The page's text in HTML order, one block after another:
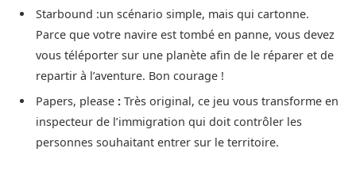
Starbound :un scénario simple, mais qui cartonne.
Parce que votre navire est tombé en panne, vous devez
vous téléporter sur une planète afin de le réparer et de
repartir à l’aventure. Bon courage !
Papers, please : Très original, ce jeu vous transforme en
inspecteur de l’immigration qui doit contrôler les
personnes souhaitant entrer sur le territoire.